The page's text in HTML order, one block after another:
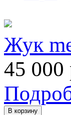
Жук
45 000
В корзину